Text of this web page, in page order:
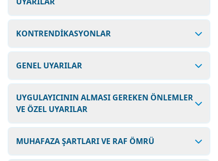
KONTRENDİKASYONLAR
GENEL UYARILAR
UYGULAYICININ ALMASI GEREKEN ÖNLEMLER
VE ÖZEL UYARILAR
MUHAFAZA ŞARTLARI VE RAF ÖMRÜ